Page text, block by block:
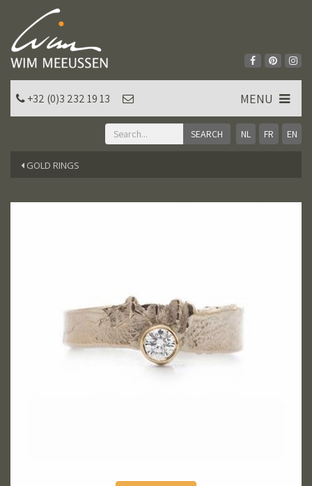
NL FR EN
+32 (0)3 232 19 13 MENU
GOLD RINGS